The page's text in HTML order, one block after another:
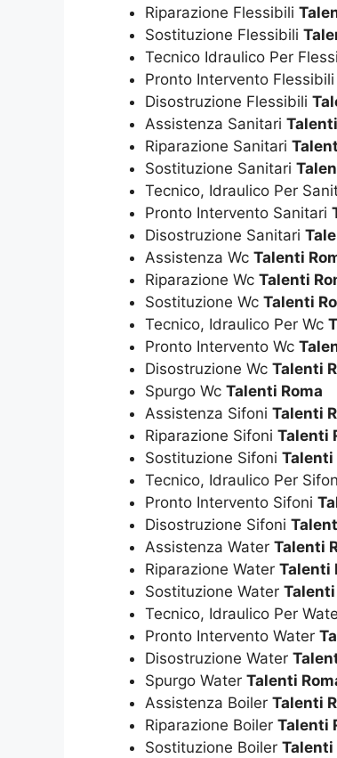
Riparazione Flessibili
Sostituzione Flessibili
Tecnico Idraulico Per
Pronto Intervento Flessibili
Disostruzione Flessibili
Assistenza Sanitari
Riparazione Sanitari
Sostituzione Sanitari
Tecnico, Idraulico Per
Pronto Intervento Sanitari
Disostruzione Sanitari
Assistenza Wc Talenti
Riparazione Wc Talenti
Sostituzione Wc Talenti
Tecnico, Idraulico Per Wc
Pronto Intervento Wc
Disostruzione Wc Talenti
Spurgo Wc Talenti Roma
Assistenza Sifoni Talenti
Riparazione Sifoni Talenti
Sostituzione Sifoni Talenti
Tecnico, Idraulico Per
Pronto Intervento Sifoni
Disostruzione Sifoni
Assistenza Water Talenti
Riparazione Water Talenti
Sostituzione Water Talenti
Tecnico, Idraulico Per
Pronto Intervento Water
Disostruzione Water
Spurgo Water Talenti
Assistenza Boiler Talenti
Riparazione Boiler Talenti
Sostituzione Boiler Talenti